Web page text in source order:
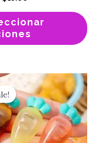
la
Original
price
was:
$25.00.
Current
price
is:
$8.00.